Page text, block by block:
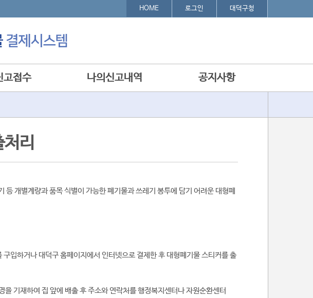
대덕구청
로그인
HOME
고접수 나의신고내역 공지사항
리
개별계량과 품목 식별이 가능한 폐기물과 쓰레기 봉투에 담기 어려운 대형폐
입하거나 대덕구 홈페이지에서 인터넷으로 결제한 후 대형폐기물 스티커를 출
기재하여 집 앞에 배출 후 주소와 연락처를 행정복지센터나 자원순환센터